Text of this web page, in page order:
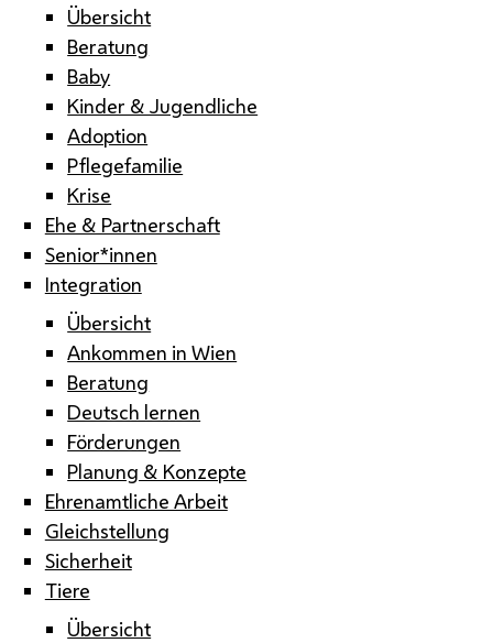
Übersicht
Beratung
Baby
Kinder & Jugendliche
Adoption
Pflegefamilie
Krise
Ehe & Partnerschaft
Senior*innen
Integration
Übersicht
Ankommen in Wien
Beratung
Deutsch lernen
Förderungen
Planung & Konzepte
Ehrenamtliche Arbeit
Gleichstellung
Sicherheit
Tiere
Übersicht